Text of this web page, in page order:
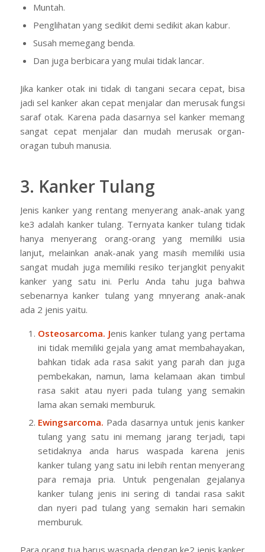
Muntah.
Penglihatan yang sedikit demi sedikit akan kabur.
Susah memegang benda.
Dan juga berbicara yang mulai tidak lancar.
Jika kanker otak ini tidak di tangani secara cepat, bisa
jadi sel kanker akan cepat menjalar dan merusak fungsi
saraf otak. Karena pada dasarnya sel kanker memang
sangat cepat menjalar dan mudah merusak organ-
oragan tubuh manusia.
3. Kanker Tulang
Jenis kanker yang rentang menyerang anak-anak yang
ke3 adalah kanker tulang. Ternyata kanker tulang tidak
hanya menyerang orang-orang yang memiliki usia
lanjut, melainkan anak-anak yang masih memiliki usia
sangat mudah juga memiliki resiko terjangkit penyakit
kanker yang satu ini. Perlu Anda tahu juga bahwa
sebenarnya kanker tulang yang mnyerang anak-anak
ada 2 jenis yaitu.
Osteosarcoma. Jenis kanker tulang yang pertama
ini tidak memiliki gejala yang amat membahayakan,
bahkan tidak ada rasa sakit yang parah dan juga
pembekakan, namun, lama kelamaan akan timbul
rasa sakit atau nyeri pada tulang yang semakin
lama akan semaki memburuk.
Ewingsarcoma. Pada dasarnya untuk jenis kanker
tulang yang satu ini memang jarang terjadi, tapi
setidaknya anda harus waspada karena jenis
kanker tulang yang satu ini lebih rentan menyerang
para remaja pria. Untuk pengenalan gejalanya
kanker tulang jenis ini sering di tandai rasa sakit
dan nyeri pad tulang yang semakin hari semakin
memburuk.
Para orang tua harus waspada dengan ke2 jenis kanker